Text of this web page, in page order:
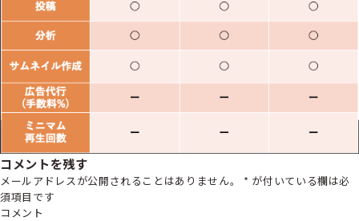
コメントを残す
メールアドレスが公開されることはありません。 * が付いている欄は必
須項目です
コメント